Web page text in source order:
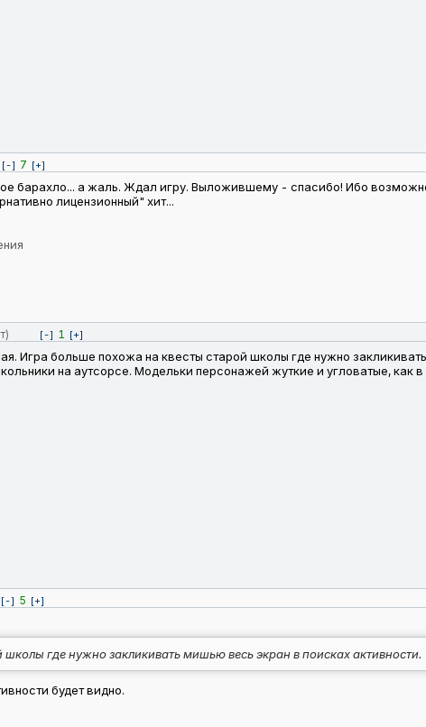
[-] 7 [+]
барахло... а жаль. Ждал игру. Выложившему - спасибо! Ибо
лицензионный" хит...
[-] 1 [+]
Игра больше похожа на квесты старой школы где нужно
на аутсорсе. Модельки персонажей жуткие и угловатые,
[-] 5 [+]
где нужно закликивать мишью весь экран в поисках активности.
будет видно.